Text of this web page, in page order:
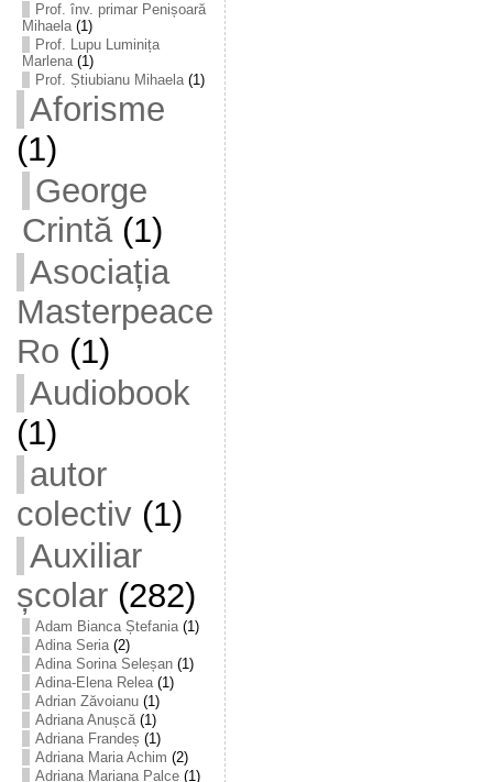
Prof. înv. primar Penișoară
Mihaela(1)
Prof. Lupu Luminița
Marlena(1)
Prof. Știubianu Mihaela(1)
Aforisme
(1)
George
Crintă(1)
Asociația
Masterpeace
Ro (1)
Audiobook
(1)
autor
colectiv(1)
Auxiliar
școlar(282)
Adam Bianca Ștefania(1)
Adina Seria(2)
Adina Sorina Seleșan(1)
Adina-Elena Relea(1)
Adrian Zăvoianu(1)
Adriana Anușcă(1)
Adriana Frandeș (1)
Adriana Maria Achim (2)
Adriana Mariana Palce(1)